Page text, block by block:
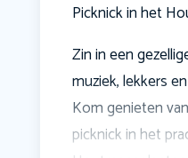
Picknick in het
Zin in een
muziek, lekkers
Kom genieten
picknick in het